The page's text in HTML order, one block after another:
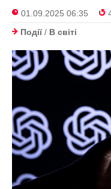
01.09.2025 06:35
Події/ В світі